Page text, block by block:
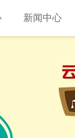
新闻中心